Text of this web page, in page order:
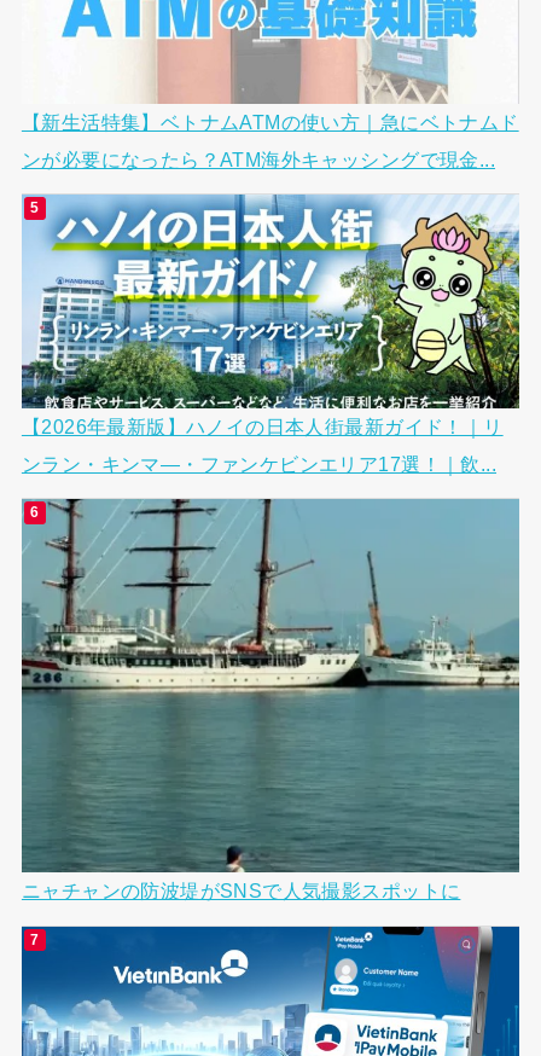
【新生活特集】ベトナムATMの使い方｜急にベトナムド
ンが必要になったら？ATM海外キャッシングで現金...
【2026年最新版】ハノイの日本人街最新ガイド！｜リ
ンラン・キンマ―・ファンケビンエリア17選！｜飲...
ニャチャンの防波堤がSNSで人気撮影スポットに